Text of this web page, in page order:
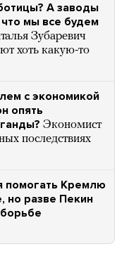
А заводы
что мы все будем
Зубаревич
хоть какую-то
с экономикой
опять
Экономист
последствиях
помогать Кремлю
но разве Пекин